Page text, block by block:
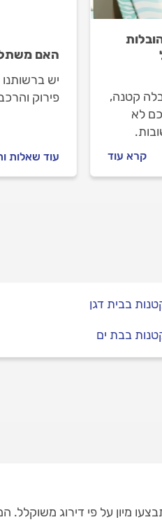
קטנה,
לא
הובלות
קרא עוד
האם
יש
פירוק
עוד שאלות
בבית דגן
בבת ים
מיון על פי דירוג משוקלל.